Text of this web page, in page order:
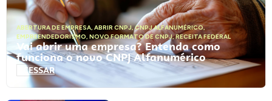
ABERTURA DE EMPRESA, ABRIR CNPJ,CNPJ ALFANUMÉRICO,
EMPREENDEDORISMO, NOVO FORMATO DE CNPJ,RECEITA FEDERAL
Vai abrir uma empresa? Entenda como
funciona o novo CNPJ Alfanumérico
ACESSAR